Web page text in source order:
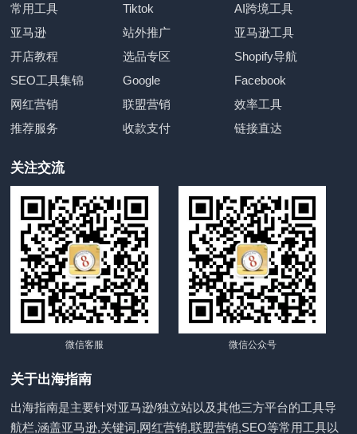
常用工具 Tiktok
AI跨境工具
亚马逊
站外推广
亚马逊工具
开店教程
选品专区
Shopify导航
SEO工具集锦
Google
Facebook
网红营销
联盟营销
效率工具
推荐服务
收款支付 链接直达
关注交流
微信客服 微信公众号
关于出海指南
出海指南是主要针对亚马逊/独立站以及其他三方平台的工具导
航栏,涵盖亚马逊,关键词,网红营销,联盟营销,SEO等常用工具以